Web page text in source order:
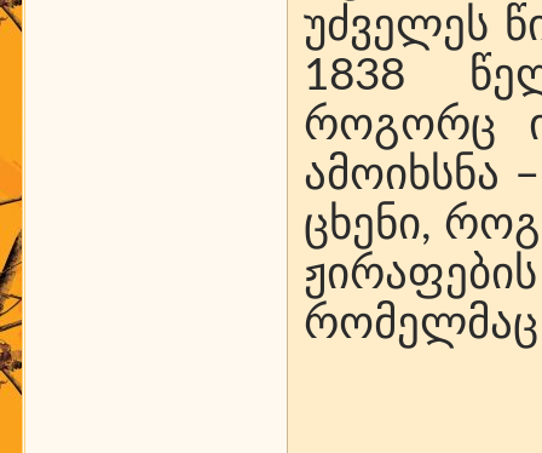
უძველეს
1838
როგორც
ამოიხსნა
ცხენი,
რომელმაც